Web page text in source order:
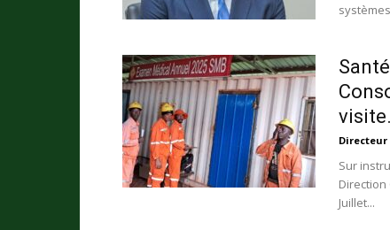
Sur
Direction
Juillet...